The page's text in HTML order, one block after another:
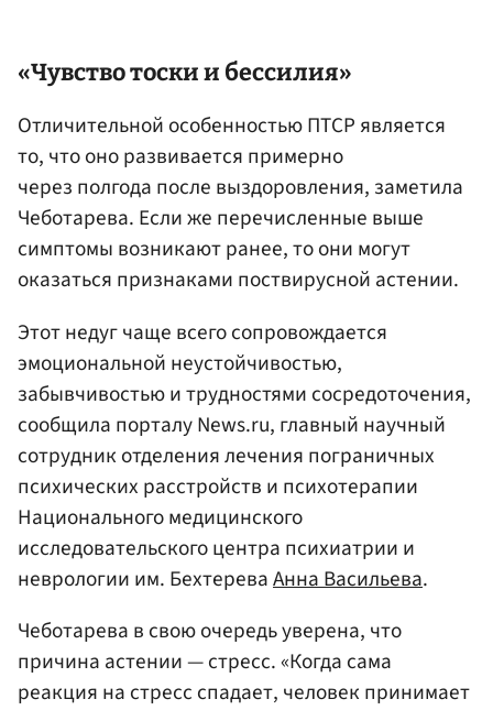
«Чувство тоски и бессилия»
Отличительной особенностью ПТСР является
то, что оно развивается примерно
через полгода после выздоровления, заметила
Чеботарева. Если же перечисленные выше
симптомы возникают ранее, то они могут
оказаться признаками поствирусной астении.
Этот недуг чаще всего сопровождается
эмоциональной неустойчивостью,
забывчивостью и трудностями сосредоточения,
сообщила порталу News.ru, главный научный
сотрудник отделения лечения пограничных
психических расстройств и психотерапии
Национального медицинского
исследовательского центра психиатрии и
неврологии им. БехтереваАнна Васильева.
Чеботарева в свою очередь уверена, что
причина астении — стресс. «Когда сама
реакция на стресс спадает, человек принимает